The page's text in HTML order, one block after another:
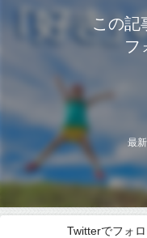
この記
フ
最
Twitterでフォ